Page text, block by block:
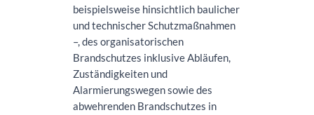
beispielsweise hinsichtlich baulicher
und technischer Schutzmaßnahmen
–, des organisatorischen
Brandschutzes inklusive Abläufen,
Zuständigkeiten und
Alarmierungswegen sowie des
abwehrenden Brandschutzes in